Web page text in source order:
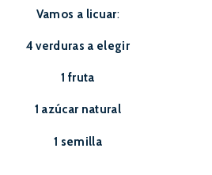
Vamos a licuar:
4 verduras a elegir
1 fruta
1 azúcar natural
1 semilla